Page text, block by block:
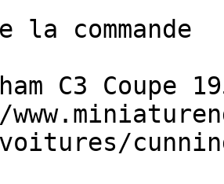
la commande
C3 Coupe